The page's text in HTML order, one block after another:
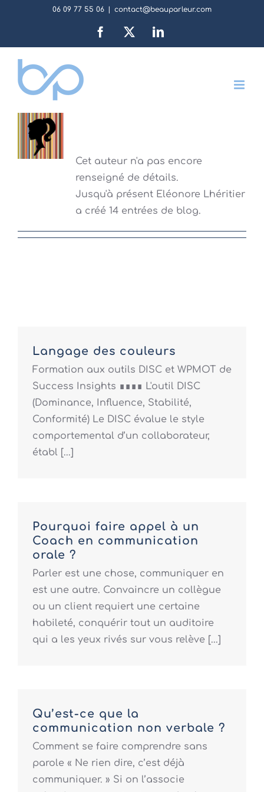
06 09 77 55 06 contact@beauparleur.com
Facebook LinkedIn
Cet auteur n'a pas encore
renseigné de détails.
Jusqu'à présent Eléonore Lhéritier
a créé 14 entrées de blog.
Langage des couleurs
Formation aux outils DISC et WPMOT de
Success Insights ∎∎∎∎ L'outil DISC
(Dominance, Influence, Stabilité,
Conformité) Le DISC évalue le style
comportemental d’un collaborateur,
établ [...]
Pourquoi faire appel à un
Coach en communication
orale ?
Parler est une chose, communiquer en
est une autre. Convaincre un collègue
ou un client requiert une certaine
habileté, conquérir tout un auditoire
qui a les yeux rivés sur vous relève [...]
Qu’est-ce que la
communication non verbale ?
Comment se faire comprendre sans
parole « Ne rien dire, c’est déjà
communiquer. » Si on l’associe